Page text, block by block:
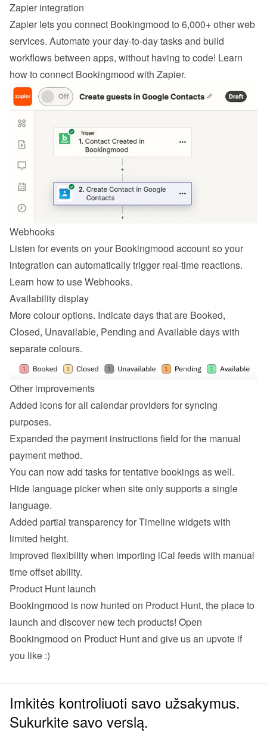
Zapier integration
Zapier lets you connect Bookingmood to 6,000+ other web
services. Automate your day-to-day tasks and build
workflows between apps, without having to code! Learn
how to connect Bookingmood with Zapier.
Webhooks
Listen for events on your Bookingmood account so your
integration can automatically trigger real-time reactions.
Learn how to use Webhooks.
Availability display
More colour options. Indicate days that are Booked,
Closed, Unavailable, Pending and Available days with
separate colours.
Other improvements
Added icons for all calendar providers for syncing
purposes.
Expanded the payment instructions field for the manual
payment method.
You can now add tasks for tentative bookings as well.
Hide language picker when site only supports a single
language.
Added partial transparency for Timeline widgets with
limited height.
Improved flexibility when importing iCal feeds with manual
time offset ability.
Product Hunt launch
Bookingmood is now hunted on Product Hunt, the place to
launch and discover new tech products! Open
Bookingmood on Product Hunt and give us an upvote if
you like :)
Imkitės kontroliuoti savo užsakymus.
Sukurkite savo verslą.